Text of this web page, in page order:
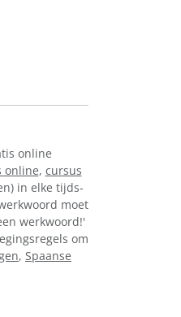
online
online, cursus
in elke tijds-
moet
werkwoord!'
om
, Spaanse